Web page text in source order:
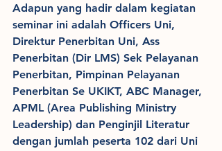
Adapun yang hadir dalam kegiatan
seminar ini adalah Officers Uni,
Direktur Penerbitan Uni, Ass
Penerbitan (Dir LMS) Sek Pelayanan
Penerbitan, Pimpinan Pelayanan
Penerbitan Se UKIKT, ABC Manager,
APML (Area Publishing Ministry
Leadership) dan Penginjil Literatur
dengan jumlah peserta 102 dari Uni